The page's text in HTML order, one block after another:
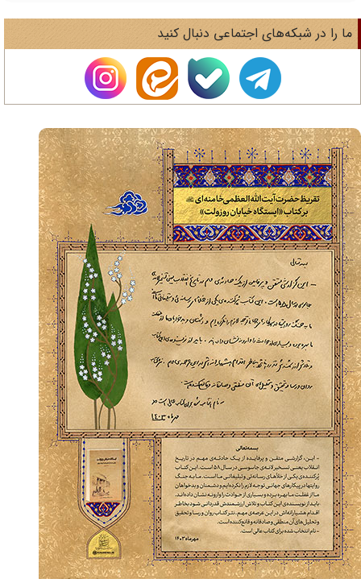
را در شبکه‌های اجتماعی دنبال کنید